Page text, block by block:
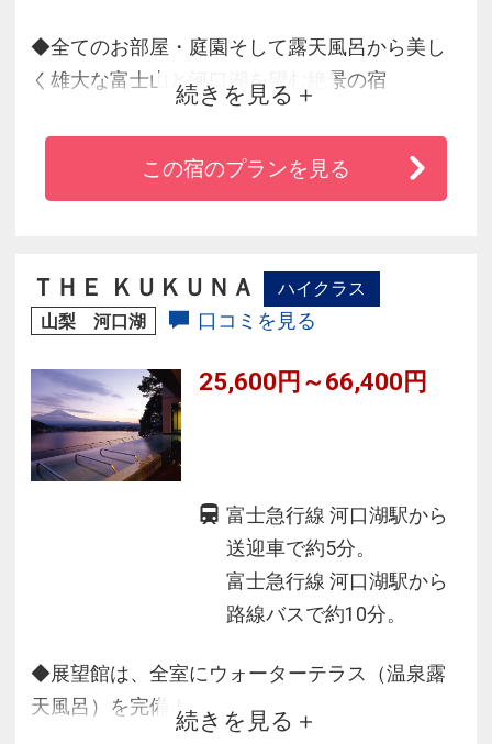
◆全てのお部屋・庭園そして露天風呂から美し
く雄大な富士山と河口湖を望む絶景の宿
◆中庭からは富士と四季の写真を撮影する絶好
のポイント！
◆天気の良い日には「逆さ富士」もご覧いただ
おもてなし
続きを見る
この宿のプランを見る
ＴＨＥ ＫＵＫＵＮＡ
ハイクラス
山梨 河口湖
口コミを見る
25,600円～66,400円
富士急行線 河口湖駅から
送迎車で約5分。
富士急行線 河口湖駅から
路線バスで約10分。
◆展望館は、全室にウォーターテラス（温泉露
天風呂）を完備！
続きを見る